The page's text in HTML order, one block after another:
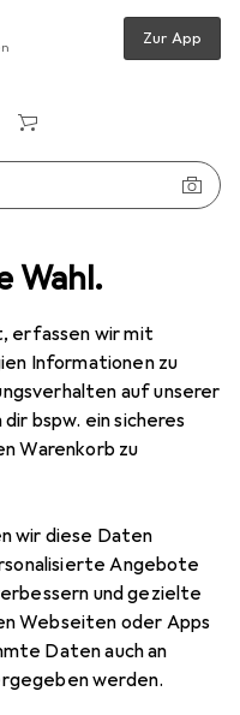
Wahl.
erfassen wir mit
Informationen zu
auf unserer
bspw. ein sicheres
Warenkorb zu
wir diese Daten
Angebote
und gezielte
Webseiten oder Apps
Daten auch an
werden.
Zur App
Mebus Funk-Wetterstation
Marke
Mehr von Mebus